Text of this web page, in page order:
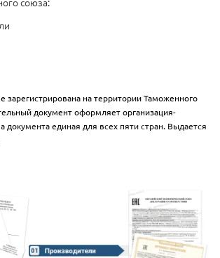
зарегистрирована на территории Таможенного
документ оформляет организация-
документа единая для всех пяти стран. Выдается